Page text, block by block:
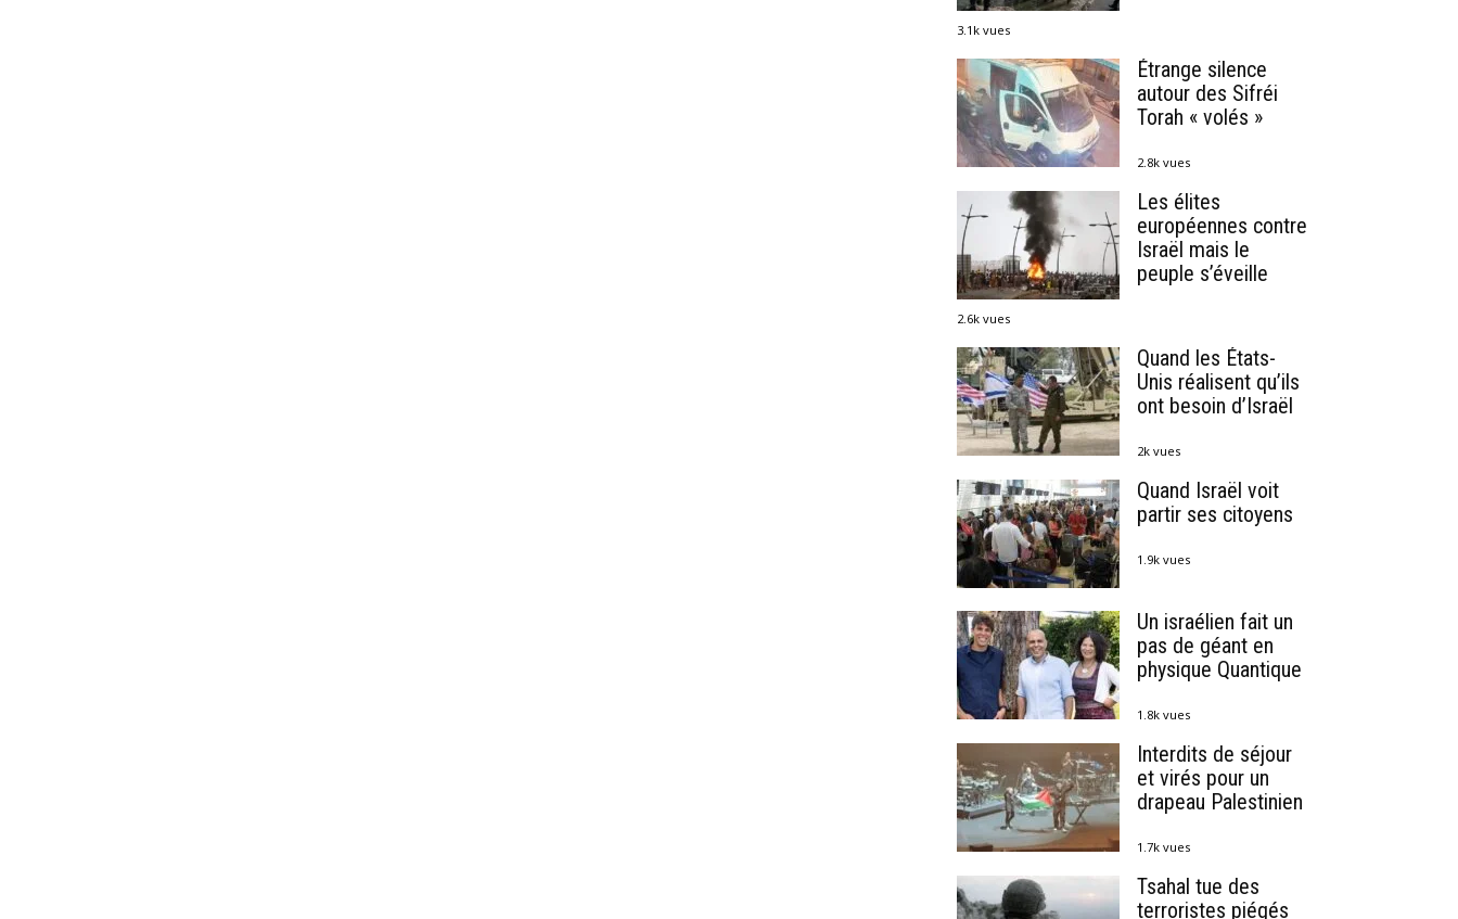
3.1k vues
Étrange silence
autour des Sifréi
Torah « volés »
2.8k vues
Les élites
européennes contre
Israël mais le
peuple s’éveille
2.6k vues
Quand les États-
Unis réalisent qu’ils
ont besoin d’Israël
2k vues
Quand Israël voit
partir ses citoyens
1.9k vues
Un israélien fait un
pas de géant en
physique Quantique
1.8k vues
Interdits de séjour
et virés pour un
drapeau Palestinien
1.7k vues
Tsahal tue des
terroristes piégés